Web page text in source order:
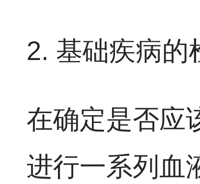
2. 基础疾病的
在确定是否应
进行一系列血